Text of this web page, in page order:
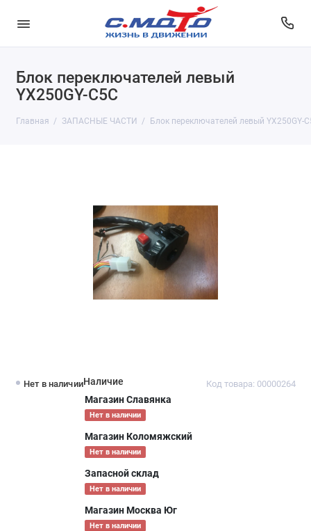
Блок переключателей левый
YX250GY-C5C
Главная ЗАПАСНЫЕ ЧАСТИ Блок переключателей левый YX250GY-
Нет в наличии Код товара: 00000264
Наличие
Магазин Славянка
Нет в наличии
Магазин Коломяжский
Нет в наличии
Запасной склад
Нет в наличии
Магазин Москва Юг
Нет в наличии